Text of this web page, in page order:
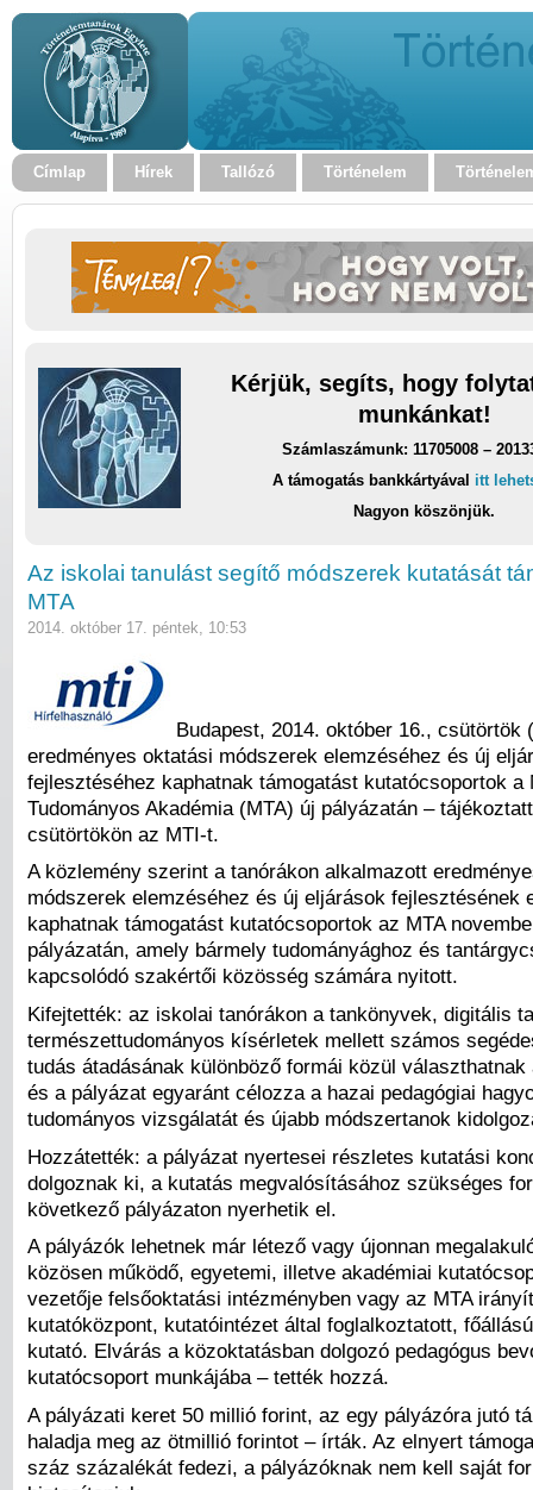
Címlap Hírek Tallózó Történelem
Kérjük, segíts, hogy
munkánkat!
Számlaszámunk: 11705008 –
A támogatás bankkártyával itt
Nagyon köszönjük.
Az iskolai tanulást segítő módszerek kutatását
MTA
2014. október 17. péntek, 10:53
Budapest, 2014. október 16., csütörtök
eredményes oktatási módszerek elemzéséhez és új
fejlesztéséhez kaphatnak támogatást kutatócsoportok a
Tudományos Akadémia (MTA) új pályázatán –
csütörtökön az MTI-t.
A közlemény szerint a tanórákon alkalmazott
módszerek elemzéséhez és új eljárások fejlesztésének
kaphatnak támogatást kutatócsoportok az MTA
pályázatán, amely bármely tudományághoz és
kapcsolódó szakértői közösség számára nyitott.
Kifejtették: az iskolai tanórákon a tankönyvek, digitális
természettudományos kísérletek mellett számos
tudás átadásának különböző formái közül választhatnak
és a pályázat egyaránt célozza a hazai pedagógiai
tudományos vizsgálatát és újabb módszertanok
Hozzátették: a pályázat nyertesei részletes kutatási
dolgoznak ki, a kutatás megvalósításához szükséges
következő pályázaton nyerhetik el.
A pályázók lehetnek már létező vagy újonnan
közösen működő, egyetemi, illetve akadémiai
vezetője felsőoktatási intézményben vagy az MTA
kutatóközpont, kutatóintézet által foglalkoztatott,
kutató. Elvárás a közoktatásban dolgozó pedagógus
kutatócsoport munkájába – tették hozzá.
A pályázati keret 50 millió forint, az egy pályázóra jutó
haladja meg az ötmillió forintot – írták. Az elnyert
száz százalékát fedezi, a pályázóknak nem kell saját